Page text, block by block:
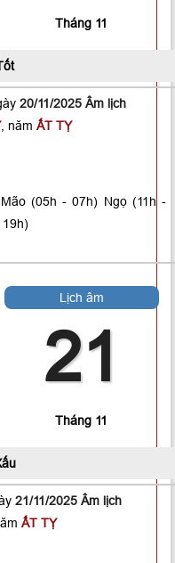
Tháng 11
20/11/2025 Âm lịch
, năm ẤT TỴ
Mão(05h - 07h) Ngọ(11h -
19h)
Lịch âm
21
Tháng 11
21/11/2025 Âm lịch
ẤT TỴ